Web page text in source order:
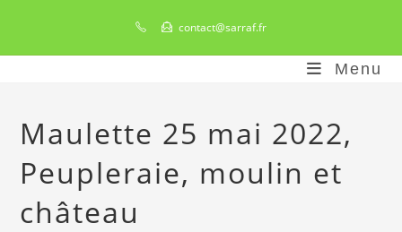
contact@sarraf.fr
Menu
Maulette 25 mai 2022,
Peupleraie, moulin et
château